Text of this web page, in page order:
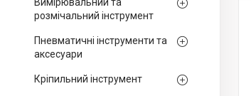
розмічальний інструмент
Пневматичні інструменти та
аксесуари
Кріпильний інструмент